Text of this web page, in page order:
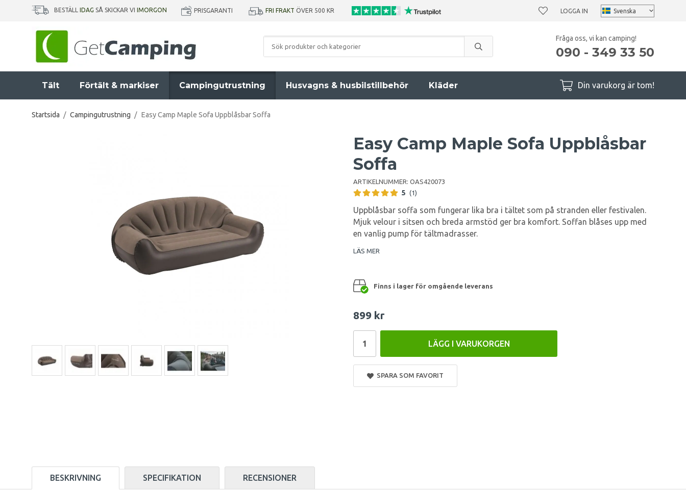
BESTÄLL IDAG SÅ SKICKAR VI IMORGON PRISGARANTI FRI FRAKT ÖVER 500 KR LOGGA IN
Fråga oss, vi kan camping!
090 - 349 33 50
Tält Förtält & markiser Campingutrustning Husvagns & husbilstillbehör Kläder Din varukorg är tom!
Startsida / Campingutrustning / Easy Camp Maple Sofa Uppblåsbar Soffa
Easy Camp Maple Sofa Uppblåsbar
Soffa
ARTIKELNUMMER: OAS420073
5 (1)
Uppblåsbar soffa som fungerar lika bra i tältet som på stranden eller festivalen.
Mjuk velour i sitsen och breda armstöd ger bra komfort. Soffan blåses upp med
en vanlig pump för tältmadrasser.
LÄS MER
Finns i lager för omgående leverans
899 kr
LÄGG I VARUKORGEN
SPARA SOM FAVORIT
BESKRIVNING SPECIFIKATION RECENSIONER